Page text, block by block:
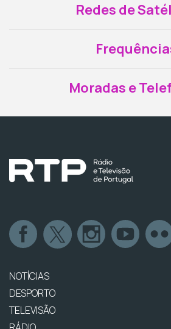
Redes de
Moradas e
NOTÍCIAS
DESPORTO
TELEVISÃO